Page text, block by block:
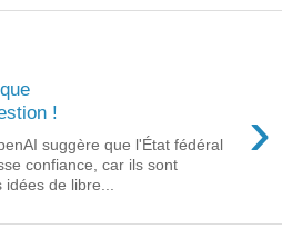
!
›
suggère que l'État fédéral
confiance, car ils sont
de libre...